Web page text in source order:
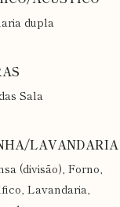
dupla
Sala
(divisão), Forno,
Lavandaria,